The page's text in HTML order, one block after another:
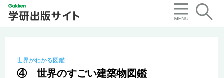
世界がわかる図鑑
④ 世界のすごい建築物図鑑